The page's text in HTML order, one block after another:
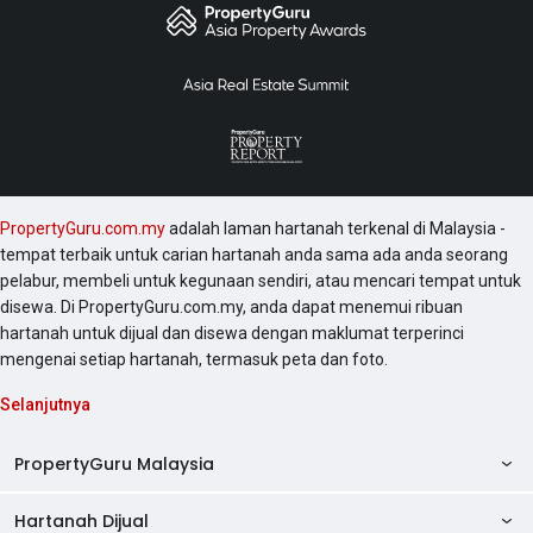
PropertyGuru.com.myadalah laman hartanah terkenal di Malaysia -
tempat terbaik untuk carian hartanah anda sama ada anda seorang
pelabur, membeli untuk kegunaan sendiri, atau mencari tempat untuk
disewa. Di PropertyGuru.com.my, anda dapat menemui ribuan
hartanah untuk dijual dan disewa dengan maklumat terperinci
mengenai setiap hartanah, termasuk peta dan foto.
Selanjutnya
PropertyGuru Malaysia
AskGuru
Hartanah Dijual